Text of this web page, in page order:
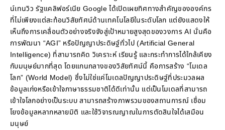
น์เทนวิว รัฐแคลิฟอร์เนีย Google ได้เปิดเผยทิศทางสำคัญขององค์กร
ที่ไม่เพียงแต่สะท้อนวิสัยทัศน์ด้านเทคโนโลยีในระดับโลก แต่ยังแสดงให้
เห็นถึงการเคลื่อนตัวอย่างจริงจังสู่เป้าหมายสูงสุดของวงการ AI นั่นคือ
การพัฒนา “AGI” หรือปัญญาประดิษฐ์ทั่วไป (Artificial General
Intelligence) ที่สามารถคิด วิเคราะห์ เรียนรู้ และกระทำการได้ใกล้เคียง
กับมนุษย์มากที่สุด โดยแกนกลางของวิสัยทัศน์นี้ คือการสร้าง “โมเดล
โลก” (World Model) ซึ่งไม่ใช่แค่โมเดลปัญญาประดิษฐ์ที่ประมวลผล
ข้อมูลเก่งหรือเข้าใจภาษาธรรมชาติได้ดีเท่านั้น แต่เป็นโมเดลที่สามารถ
เข้าใจโลกอย่างเป็นระบบ สามารถสร้างภาพรวมของสถานการณ์ เชื่อม
โยงข้อมูลหลากหลายมิติ และใช้วิจารณญาณในการตัดสินใจได้เสมือน
มนุษย์